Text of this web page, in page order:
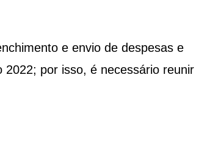
e envio de despesas e
por isso, é necessário reunir